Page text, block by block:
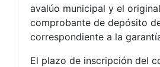
avalúo municipal y el
comprobante de depósito
correspondiente a la
El plazo de inscripción del